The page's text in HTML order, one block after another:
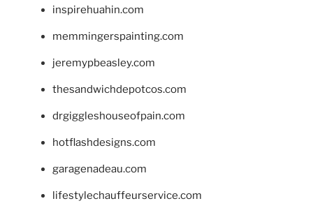
inspirehuahin.com
memmingerspainting.com
jeremypbeasley.com
thesandwichdepotcos.com
drgiggleshouseofpain.com
hotflashdesigns.com
garagenadeau.com
lifestylechauffeurservice.com